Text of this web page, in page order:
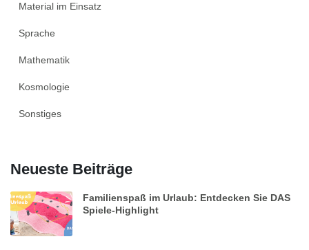
Material im Einsatz
Sprache
Mathematik
Kosmologie
Sonstiges
Neueste Beiträge
Familienspaß im Urlaub: Entdecken Sie DAS
Spiele-Highlight